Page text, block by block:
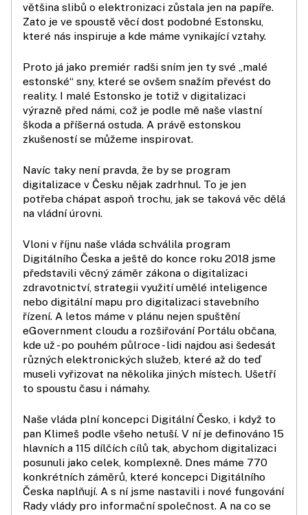
většina slibů o elektronizaci zůstala jen na papíře.
Zato je ve spoustě věcí dost podobné Estonsku,
které nás inspiruje a kde máme vynikající vztahy.
Proto já jako premiér radši sním jen ty své „malé
estonské“ sny, které se ovšem snažím převést do
reality. I malé Estonsko je totiž v digitalizaci
výrazně před námi, což je podle mě naše vlastní
škoda a příšerná ostuda. A právě estonskou
zkušeností se můžeme inspirovat.
Navíc taky není pravda, že by se program
digitalizace v Česku nějak zadrhnul. To je jen
potřeba chápat aspoň trochu, jak se taková věc dělá
na vládní úrovni.
Vloni v říjnu naše vláda schválila program
Digitálního Česka a ještě do konce roku 2018 jsme
představili věcný záměr zákona o digitalizaci
zdravotnictví, strategii využití umělé inteligence
nebo digitální mapu pro digitalizaci stavebního
řízení. A letos máme v plánu nejen spuštění
eGovernment cloudu a rozšiřování Portálu občana,
kde už - po pouhém půlroce - lidi najdou asi šedesát
různých elektronických služeb, které až do teď
museli vyřizovat na několika jiných místech. Ušetří
to spoustu času i námahy.
Naše vláda plní koncepci Digitální Česko, i když to
pan Klimeš podle všeho netuší. V ní je definováno 15
hlavních a 115 dílčích cílů tak, abychom digitalizaci
posunuli jako celek, komplexně. Dnes máme 770
konkrétních záměrů, které koncepci Digitálního
Česka naplňují. A s ní jsme nastavili i nové fungování
Rady vlády pro informační společnost. A na co se